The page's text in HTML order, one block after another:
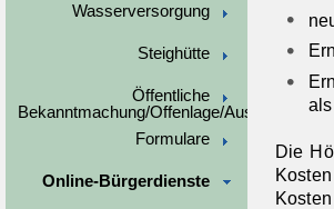
Wasserversorgung
Steighütte
Öffentliche
Bekanntmachung/Offenlage/
Formulare
Online-Bürgerdienste
Die